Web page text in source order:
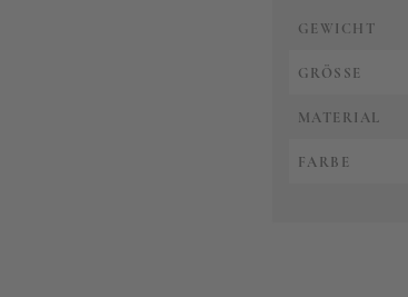
GEWICHT
GRÖSSE
MATERIAL
FARBE